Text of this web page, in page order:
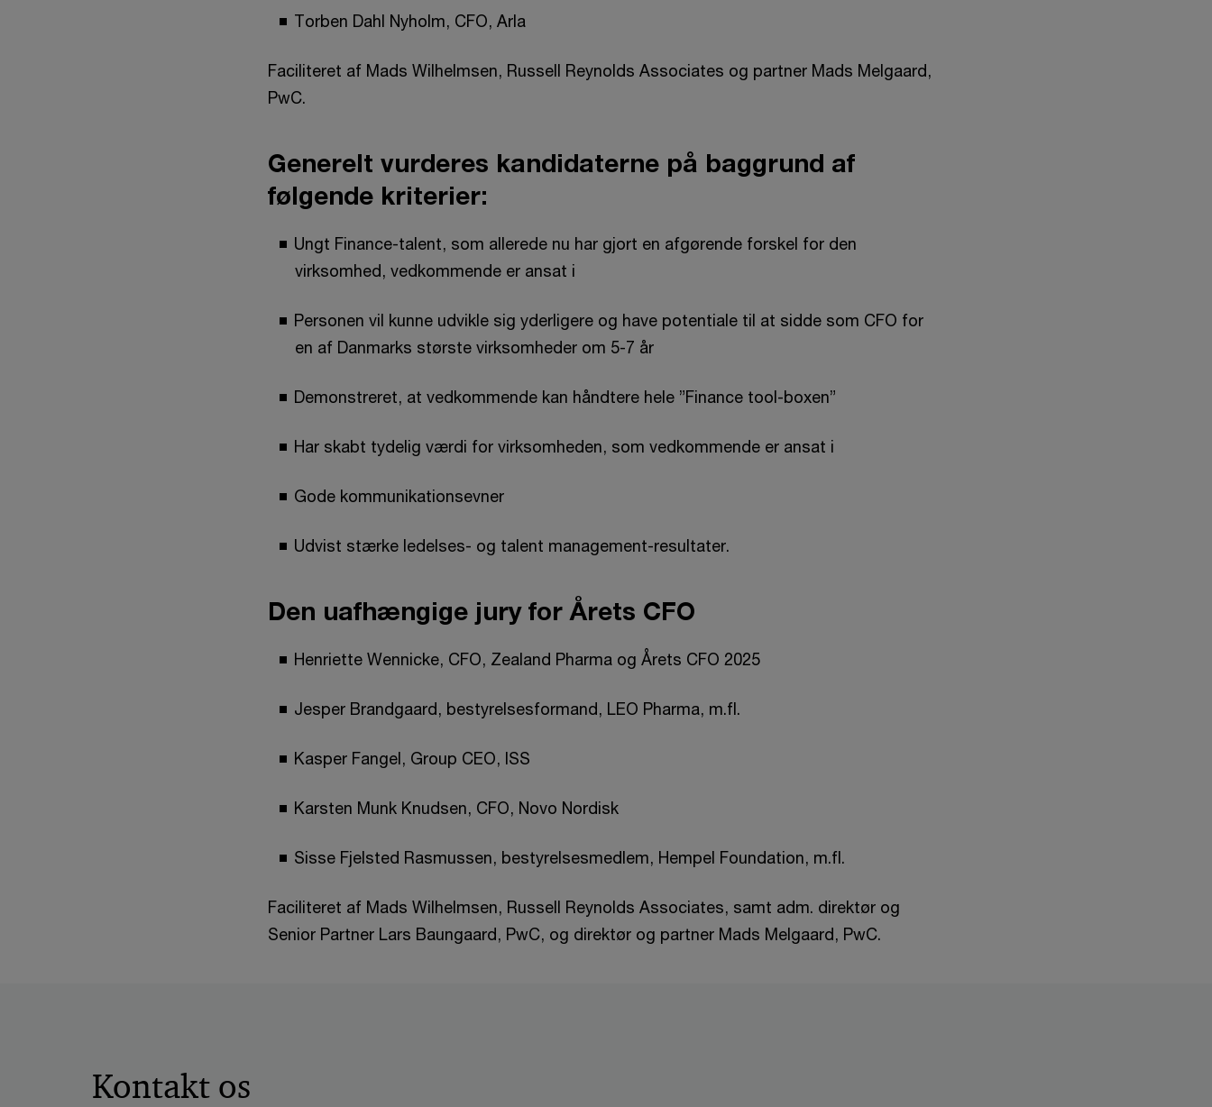
Torben Dahl Nyholm, CFO, Arla
Faciliteret af Mads Wilhelmsen, Russell Reynolds Associates og partner Mads Melgaard,
PwC.
Generelt vurderes kandidaterne på baggrund af
følgende kriterier:
Ungt Finance-talent, som allerede nu har gjort en afgørende forskel for den
virksomhed, vedkommende er ansat i
Personen vil kunne udvikle sig yderligere og have potentiale til at sidde som CFO for
en af Danmarks største virksomheder om 5-7 år
Demonstreret, at vedkommende kan håndtere hele ”Finance tool-boxen”
Har skabt tydelig værdi for virksomheden, som vedkommende er ansat i
Gode kommunikationsevner
Udvist stærke ledelses- og talent management-resultater.
Den uafhængige jury for Årets CFO
Henriette Wennicke, CFO, Zealand Pharma og Årets CFO 2025
Jesper Brandgaard, bestyrelsesformand, LEO Pharma, m.fl.
Kasper Fangel, Group CEO, ISS
Karsten Munk Knudsen, CFO, Novo Nordisk
Sisse Fjelsted Rasmussen, bestyrelsesmedlem, Hempel Foundation, m.fl.
Faciliteret af Mads Wilhelmsen, Russell Reynolds Associates, samt adm. direktør og
Senior Partner Lars Baungaard, PwC, og direktør og partner Mads Melgaard, PwC.
Kontakt os